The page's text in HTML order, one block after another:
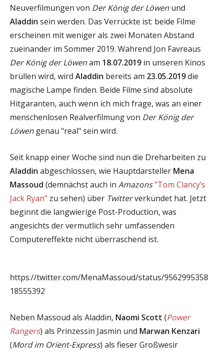
Neuverfilmungen von Der König der Löwen und
Aladdin sein werden. Das Verrückte ist: beide Filme
erscheinen mit weniger als zwei Monaten Abstand
zueinander im Sommer 2019. Während Jon Favreaus
Der König der Löwenam 18.07.2019 in unseren Kinos
brüllen wird, wird Aladdin bereits am 23.05.2019die
magische Lampe finden. Beide Filme sind absolute
Hitgaranten, auch wenn ich mich frage, was an einer
menschenlosen Realverfilmung von Der König der
Löwen genau "real" sein wird.
Seit knapp einer Woche sind nun die Dreharbeiten zu
Aladdin abgeschlossen, wie Hauptdarsteller Mena
Massoud (demnächst auch in Amazons"Tom Clancy’s
Jack Ryan" zu sehen) über Twitterverkündet hat. Jetzt
beginnt die langwierige Post-Production, was
angesichts der vermutlich sehr umfassenden
Computereffekte nicht überraschend ist.
https://twitter.com/MenaMassoud/status/9562995358
18555392
Neben Massoud als Aladdin, Naomi Scott (Power
Rangers) als Prinzessin Jasmin und Marwan Kenzari
(Mord im Orient-Express) als fieser Großwesir